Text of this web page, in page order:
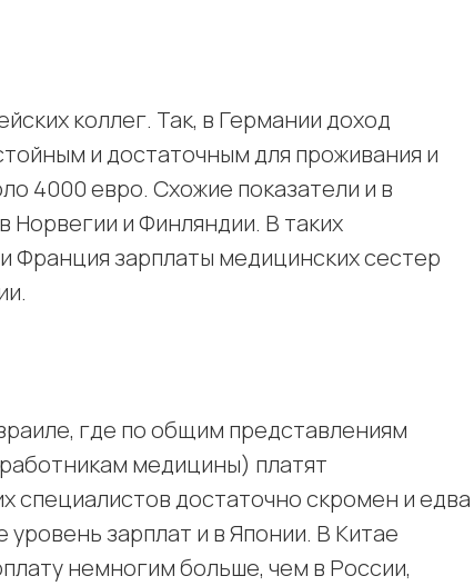
коллег. Так, в Германии доход
и достаточным для проживания и
4000 евро. Схожие показатели и в
Норвегии и Финляндии. В таких
Франция зарплаты медицинских сестер
где по общим представлениям
медицины) платят
специалистов достаточно скромен и едва
зарплат и в Японии. В Китае
немногим больше, чем в России,